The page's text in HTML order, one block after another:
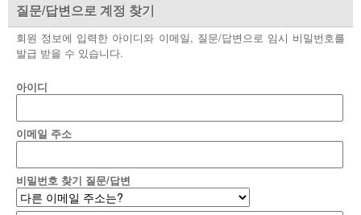
질문/답변으로 계정 찾기
회원 정보에 입력한 아이디와 이메일, 질문/답변으로 임시 비밀번호를
발급 받을 수 있습니다.
아이디
이메일 주소
비밀번호 찾기 질문/답변
- 전국 노동상담소 안내
자료
부설기관
업무